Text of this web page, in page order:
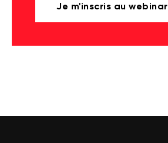
Je m'inscris au webinar